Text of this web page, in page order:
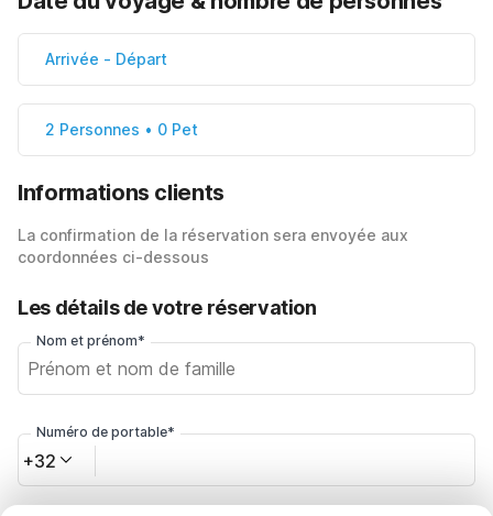
Arrivée - Départ
2 Personnes • 0 Pet
Informations clients
La confirmation de la réservation sera envoyée aux
coordonnées ci-dessous
Les détails de votre réservation
Nom et prénom*
Numéro de portable*
+32